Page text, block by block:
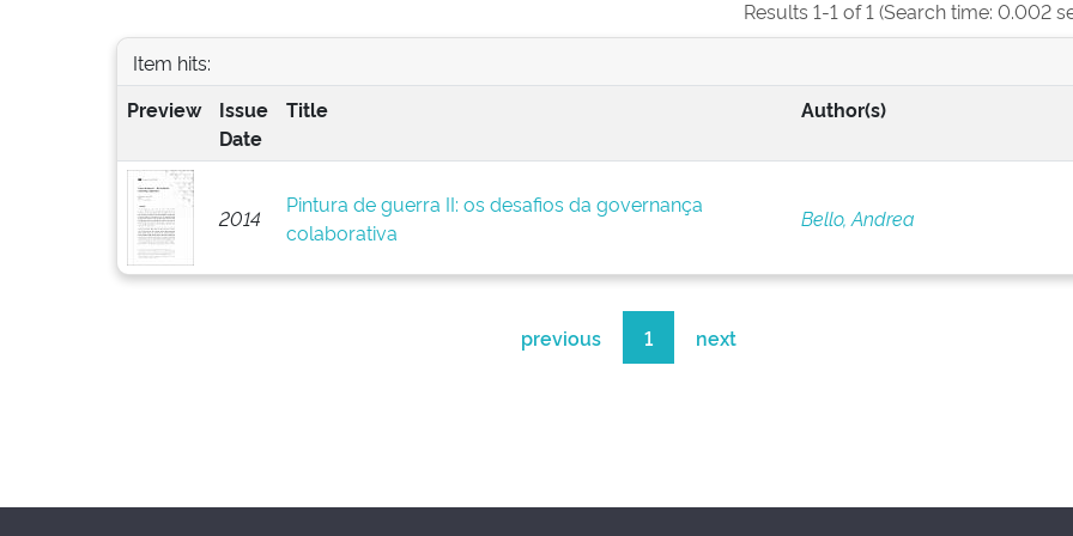
Results 1-1 of 1 (Search time: 0.002
Item hits:
Preview
Issue
Date
Title Author(s)
2014
Pintura de guerra II: os desafios da governança
colaborativa
Bello, Andrea
previous 1 next